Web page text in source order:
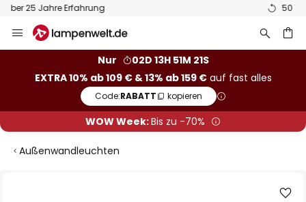
Inhalt
Nur
02D 13H 51M 21S
EXTRA 10% ab 109 € & 13% ab 159 €auf fast alles
Code:RABATT kopieren
WOW Week:Bis zu -70%
Außenwandleuchten